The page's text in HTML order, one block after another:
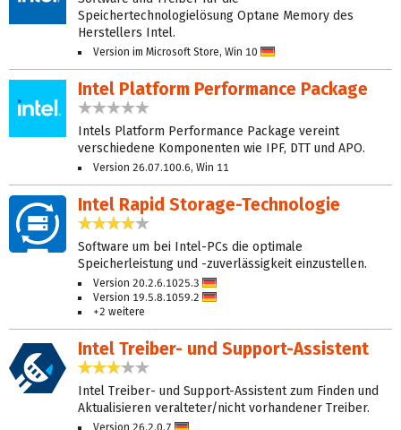
Speichertechnologielösung Optane Memory des
Herstellers Intel.
Version im Microsoft Store, Win 10
Intel Platform Performance Package
0,0 Sterne
Intels Platform Performance Package vereint
verschiedene Komponenten wie IPF, DTT und APO.
Version 26.07.100.6, Win 11
Intel Rapid Storage-Technologie
4,1 Sterne
Software um bei Intel-PCs die optimale
Speicherleistung und -zuverlässigkeit einzustellen.
Version 20.2.6.1025.3
Version 19.5.8.1059.2
+2 weitere
Intel Treiber- und Support-Assistent
3,1 Sterne
Intel Treiber- und Support-Assistent zum Finden und
Aktualisieren veralteter/nicht vorhandener Treiber.
Version 26.2.0.7